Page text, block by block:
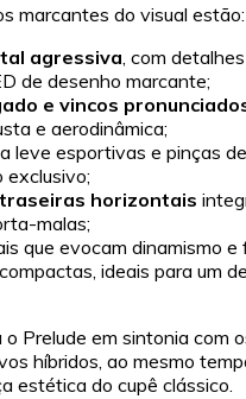
marcantes do visual estão:
agressiva, com
de desenho marcante;
e vincos
e aerodinâmica;
leve esportivas e pinças
exclusivo;
horizontais
malas;
que evocam dinamismo e
ideais para um
o Prelude em sintonia com
híbridos, ao mesmo
estética do cupê clássico.